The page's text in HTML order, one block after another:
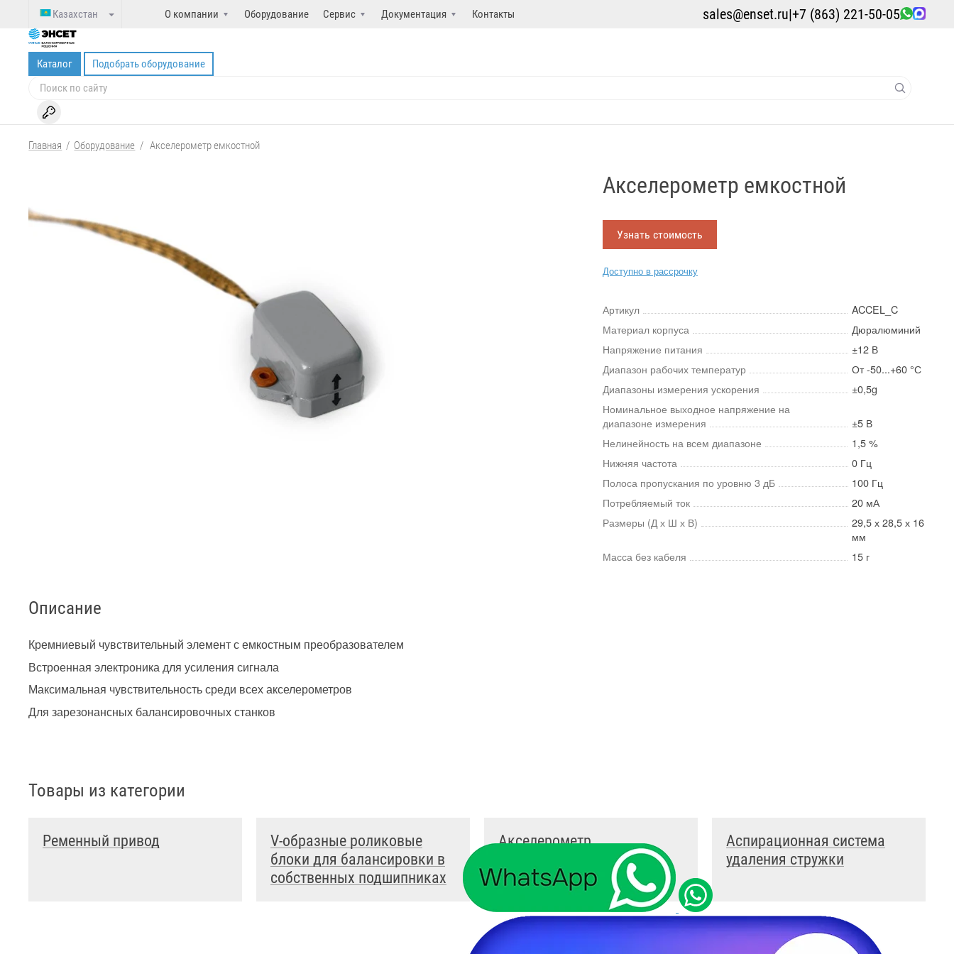
Казахстан О компании Оборудование Сервис Документация Контакты sales@enset.ru|+7 (863) 221-50-05
Каталог Подобрать оборудование
Главная / Оборудование / Акселерометр емкостной
Акселерометр емкостной
Узнать стоимость
Доступно в рассрочку
Артикул
ACCEL_C
Материал корпуса
Дюралюминий
Напряжение питания
±12 В
Диапазон рабочих температур
От -50...+60 °С
Диапазоны измерения ускорения
±0,5g
Номинальное выходное напряжение на
диапазоне измерения
±5 В
Нелинейность на всем диапазоне
1,5 %
Нижняя частота
0 Гц
Полоса пропускания по уровню 3 дБ
100 Гц
Потребляемый ток
20 мА
Размеры (Д х Ш х В)
29,5 х 28,5 х 16
мм
Масса без кабеля
15 г
Описание
Кремниевый чувствительный элемент с емкостным преобразователем
Встроенная электроника для усиления сигнала
Максимальная чувствительность среди всех акселерометров
Для зарезонансных балансировочных станков
Товары из категории
Ременный привод
V-образные роликовые
блоки для балансировки в
собственных подшипниках
Акселерометр
пьезоэлектрический
Аспирационная система
удаления стружки